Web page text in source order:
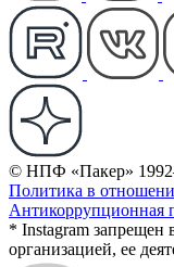
© НПФ «Пакер»
Политика в
Антикоррупционная
* Instagram запрещен
организацией, ее